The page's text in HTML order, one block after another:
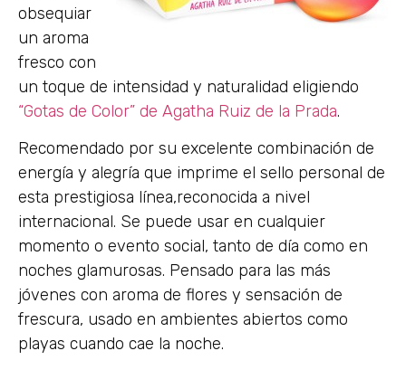
obsequiar
un aroma
fresco con
un toque de intensidad y naturalidad eligiendo
“Gotas de Color” de Agatha Ruiz de la Prada.
Recomendado por su excelente combinación de
energía y alegría que imprime el sello personal de
esta prestigiosa línea,reconocida a nivel
internacional. Se puede usar en cualquier
momento o evento social, tanto de día como en
noches glamurosas. Pensado para las más
jóvenes con aroma de flores y sensación de
frescura, usado en ambientes abiertos como
playas cuando cae la noche.